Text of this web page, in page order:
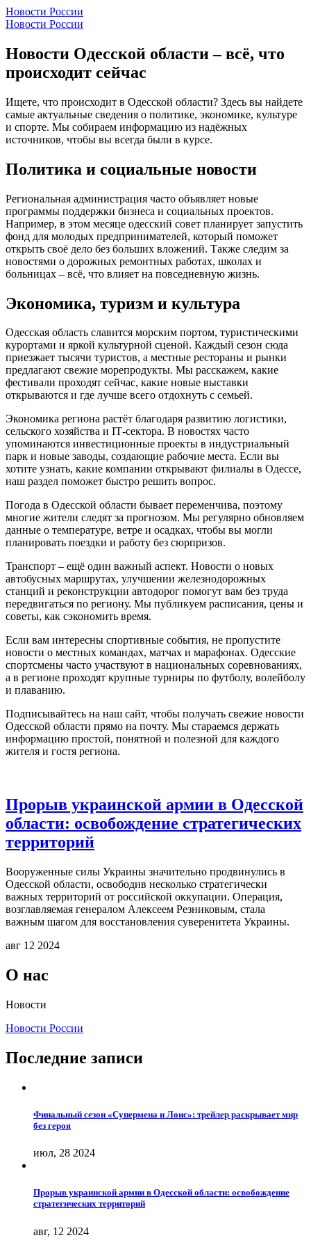
Новости России
Новости России
Новости Одесской области – всё, что
происходит сейчас
Ищете, что происходит в Одесской области? Здесь вы найдете
самые актуальные сведения о политике, экономике, культуре
и спорте. Мы собираем информацию из надёжных
источников, чтобы вы всегда были в курсе.
Политика и социальные новости
Региональная администрация часто объявляет новые
программы поддержки бизнеса и социальных проектов.
Например, в этом месяце одесский совет планирует запустить
фонд для молодых предпринимателей, который поможет
открыть своё дело без больших вложений. Также следим за
новостями о дорожных ремонтных работах, школах и
больницах – всё, что влияет на повседневную жизнь.
Экономика, туризм и культура
Одесская область славится морским портом, туристическими
курортами и яркой культурной сценой. Каждый сезон сюда
приезжает тысячи туристов, а местные рестораны и рынки
предлагают свежие морепродукты. Мы расскажем, какие
фестивали проходят сейчас, какие новые выставки
открываются и где лучше всего отдохнуть с семьей.
Экономика региона растёт благодаря развитию логистики,
сельского хозяйства и IT‑сектора. В новостях часто
упоминаются инвестиционные проекты в индустриальный
парк и новые заводы, создающие рабочие места. Если вы
хотите узнать, какие компании открывают филиалы в Одессе,
наш раздел поможет быстро решить вопрос.
Погода в Одесской области бывает переменчива, поэтому
многие жители следят за прогнозом. Мы регулярно обновляем
данные о температуре, ветре и осадках, чтобы вы могли
планировать поездки и работу без сюрпризов.
Транспорт – ещё один важный аспект. Новости о новых
автобусных маршрутах, улучшении железнодорожных
станций и реконструкции автодорог помогут вам без труда
передвигаться по региону. Мы публикуем расписания, цены и
советы, как сэкономить время.
Если вам интересны спортивные события, не пропустите
новости о местных командах, матчах и марафонах. Одесские
спортсмены часто участвуют в национальных соревнованиях,
а в регионе проходят крупные турниры по футболу, волейболу
и плаванию.
Подписывайтесь на наш сайт, чтобы получать свежие новости
Одесской области прямо на почту. Мы стараемся держать
информацию простой, понятной и полезной для каждого
жителя и гостя региона.
Прорыв украинской армии в Одесской
области: освобождение стратегических
территорий
Вооруженные силы Украины значительно продвинулись в
Одесской области, освободив несколько стратегически
важных территорий от российской оккупации. Операция,
возглавляемая генералом Алексеем Резниковым, стала
важным шагом для восстановления суверенитета Украины.
авг 12 2024
О нас
Новости
Новости России
Последние записи
Финальный сезон «Супермена и Лоис»: трейлер раскрывает мир
без героя
июл, 28 2024
Прорыв украинской армии в Одесской области: освобождение
стратегических территорий
авг, 12 2024